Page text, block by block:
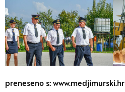
preneseno s: www.medjimurski.hr